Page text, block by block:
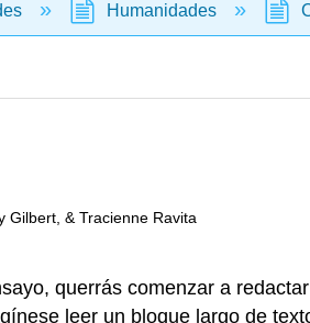
Humanidades
Gilbert, & Tracienne Ravita
querrás comenzar a
leer un bloque largo de